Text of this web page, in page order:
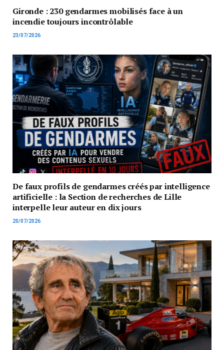
Gironde : 230 gendarmes mobilisés face à un
incendie toujours incontrôlable
23/07/2026
De faux profils de gendarmes créés par intelligence
artificielle : la Section de recherches de Lille
interpelle leur auteur en dix jours
20/07/2026